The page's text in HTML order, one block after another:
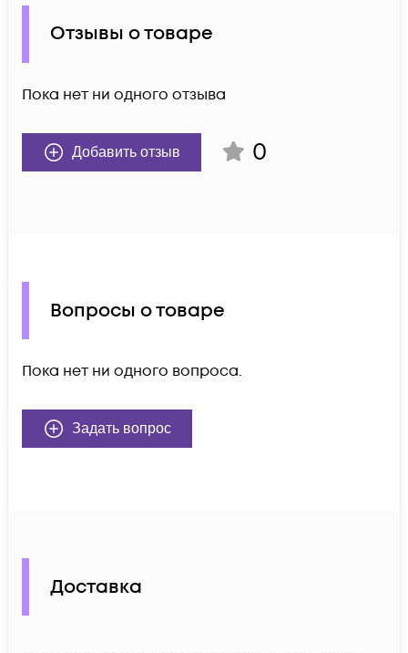
Отзывы о товаре
Пока нет ни одного отзыва
Добавить отзыв 0
Вопросы о товаре
Пока нет ни одного вопроса.
Задать вопрос
Доставка